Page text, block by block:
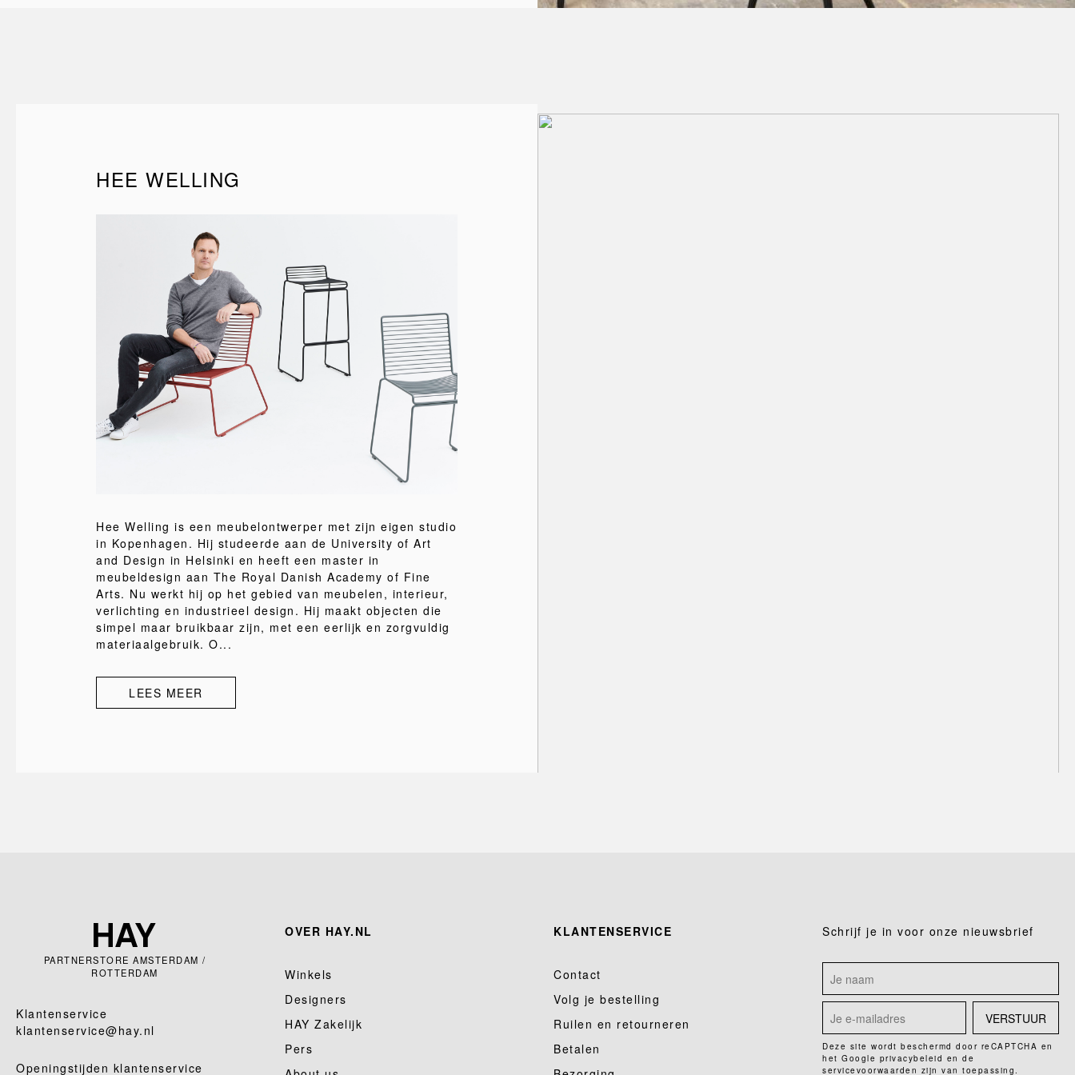
HEE WELLING
Hee Welling is een meubelontwerper met zijn eigen studio
in Kopenhagen. Hij studeerde aan de University of Art
and Design in Helsinki en heeft een master in
meubeldesign aan The Royal Danish Academy of Fine
Arts. Nu werkt hij op het gebied van meubelen, interieur,
verlichting en industrieel design. Hij maakt objecten die
simpel maar bruikbaar zijn, met een eerlijk en zorgvuldig
materiaalgebruik. O...
LEES MEER
PARTNERSTORE AMSTERDAM /
ROTTERDAM
Klantenservice
klantenservice@hay.nl
Openingstijden klantenservice
OVER HAY.NL
Winkels
Designers
HAY Zakelijk
Pers
KLANTENSERVICE
Contact
Volg je bestelling
Ruilen en retourneren
Betalen
Schrijf je in voor onze nieuwsbrief
VERSTUUR
Deze site wordt beschermd door reCAPTCHA en
het Google privacybeleid en de
servicevoorwaarden zijn van toepassing.